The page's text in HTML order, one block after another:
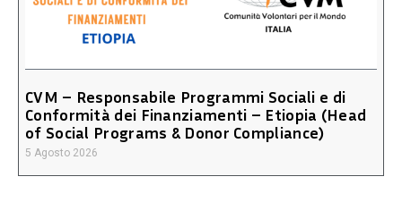
CVM – Responsabile Programmi Sociali e di
Conformità dei Finanziamenti – Etiopia (Head
of Social Programs & Donor Compliance)
5 Agosto 2026